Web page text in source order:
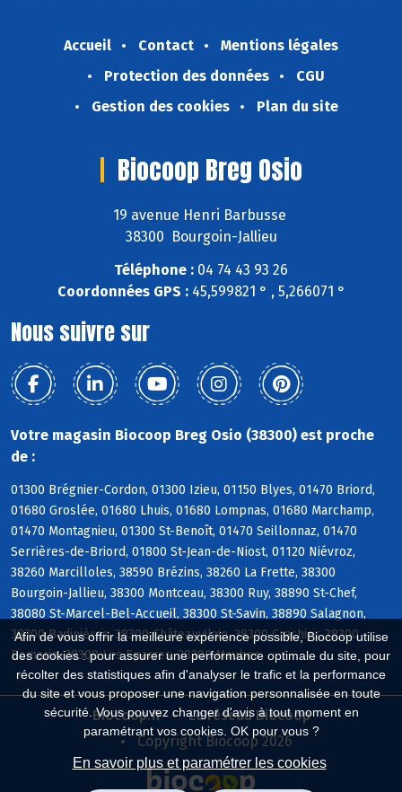
Afin de vous offrir la meilleure expérience possible, Biocoop utilise
des cookies : pour assurer une performance optimale du site, pour
récolter des statistiques afin d'analyser le trafic et la performance
du site et vous proposer une navigation personnalisée en toute
sécurité. Vous pouvez changer d'avis à tout moment en
paramétrant vos cookies. OK pour vous ?
En savoir plus et paramétrer les cookies
Accueil Contact
Mentions légales
Protection des données
CGU
Gestion des cookies
Plan du site
Biocoop Breg Osio
19 avenue Henri Barbusse
38300 Bourgoin-Jallieu
Téléphone : 04 74 43 93 26
Coordonnées GPS :45,599821 ° , 5,266071 °
Nous suivre sur
Votre magasin Biocoop Breg Osio (38300) est proche
de :
01300 Brégnier-Cordon, 01300 Izieu, 01150 Blyes, 01470 Briord,
01680 Groslée, 01680 Lhuis, 01680 Lompnas, 01680 Marchamp,
01470 Montagnieu, 01300 St-Benoît, 01470 Seillonnaz, 01470
Serrières-de-Briord, 01800 St-Jean-de-Niost, 01120 Niévroz,
38260 Marcilloles, 38590 Brézins, 38260 La Frette, 38300
Bourgoin-Jallieu, 38300 Montceau, 38300 Ruy, 38890 St-Chef,
38080 St-Marcel-Bel-Accueil, 38300 St-Savin, 38890 Salagnon,
38300 Badinières, 38300 Châteauvilain, 38300 Crachier, 38300
Domarin, 38300 Les Eparres, 38300 Maubec
Biocoop.fr
Le réseau Biocoop
Copyright Biocoop 2026